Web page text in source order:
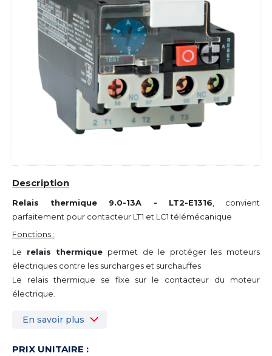
Description
Relais thermique 9.0-13A - LT2-E1316 , convient
parfaitement pour contacteur LT1 et LC1 télémécanique
Fonctions :
Le relais thermique permet de le protéger les moteurs
électriques contre les surcharges et surchauffes
Le relais thermique se fixe sur le contacteur du moteur
électrique.
En savoir plus
PRIX UNITAIRE :